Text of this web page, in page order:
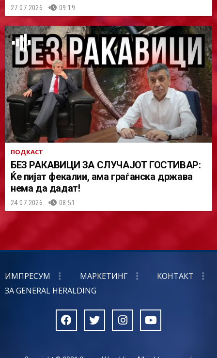
27.07.2026. 09:19
ПОДКАСТ
БЕЗ РАКАВИЦИ ЗА СЛУЧАЈОТ ГОСТИВАР:
Ќе пијат фекалии, ама граѓанска држава
нема да дадат!
24.07.2026. 08:51
ИМПРЕСУМ МАРКЕТИНГ
КОНТАКТ
ЗА GENERAL HERALDING